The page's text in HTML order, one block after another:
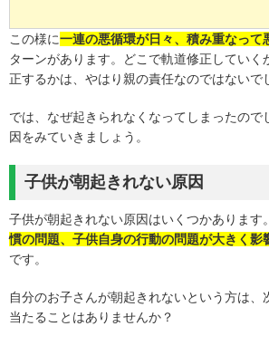
この様に一連の悪循環が日々、積み重なって
ターンがあります。どこで軌道修正していく
正するかは、やはり親の責任なのではないで
では、なぜ起きられなくなってしまったので
因をみていきましょう。
子供が朝起きれない原因
子供が朝起きれない原因はいくつかあります
慣の問題、子供自身の行動の問題が大きく影
です。
自分のお子さんが朝起きれないという方は、
当たることはありませんか？